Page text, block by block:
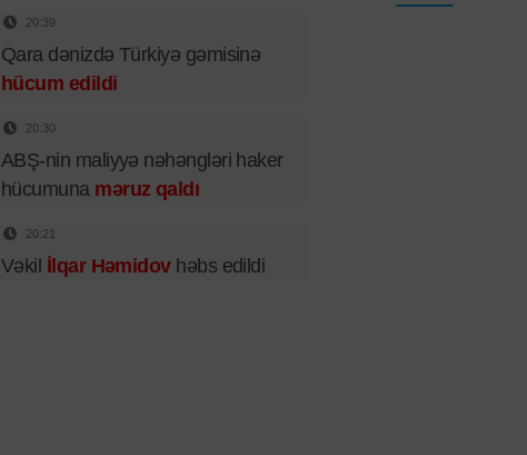
20:39
Qara dənizdə Türkiyə gəmisinə
hücum edildi
20:30
ABŞ-nin maliyyə nəhəngləri haker
hücumuna məruz qaldı
20:21
Vəkil İlqar Həmidovhəbs edildi